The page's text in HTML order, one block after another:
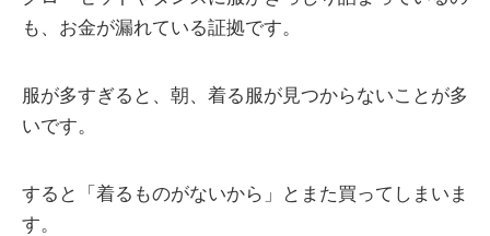
も、お金が漏れている証拠です。
服が多すぎると、朝、着る服が見つからないことが多
いです。
すると「着るものがないから」とまた買ってしまいま
す。